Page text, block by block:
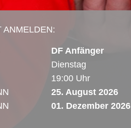
ANMELDEN:
DF Anfänger
Dienstag
19:00 Uhr
25. August 2026
01. Dezember 2026